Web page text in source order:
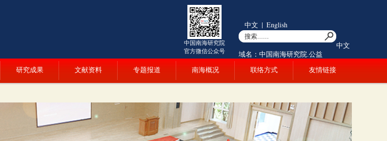
中国南海研究院
官方微信公众号
中文 | English
中文
域名：中国南海研究院.公益
研究成果 文献资料 专题报道 南海概况 联络方式 友情链接